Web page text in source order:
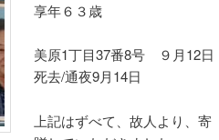
享年６３歳
美原1丁目37番8号 ９月12日
死去/通夜9月14日
上記はずべて、故人より、寄